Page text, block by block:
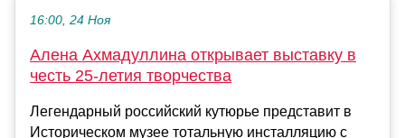
16:00, 24 Ноя
Алена Ахмадуллина открывает выставку в
честь 25-летия творчества
Легендарный российский кутюрье представит в
Историческом музее тотальную инсталляцию с